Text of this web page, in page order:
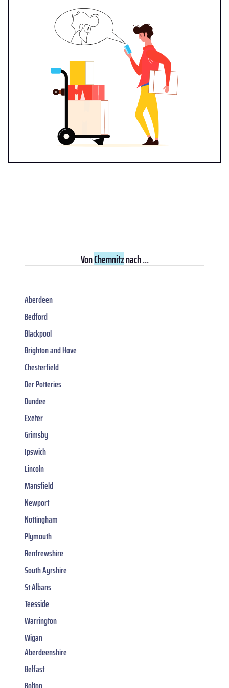
VonChemnitznach ...
Aberdeen
Bedford
Blackpool
Brighton and Hove
Chesterfield
Der Potteries
Dundee
Exeter
Grimsby
Ipswich
Lincoln
Mansfield
Newport
Nottingham
Plymouth
Renfrewshire
South Ayrshire
St Albans
Teesside
Warrington
Wigan
Aberdeenshire
Belfast